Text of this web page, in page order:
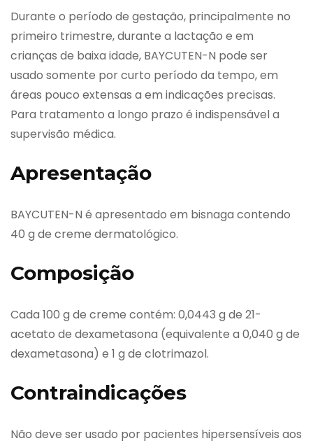
Durante o período de gestação, principalmente no
primeiro trimestre, durante a lactação e em
crianças de baixa idade, BAYCUTEN-N pode ser
usado somente por curto período da tempo, em
áreas pouco extensas a em indicações precisas.
Para tratamento a longo prazo é indispensável a
supervisão médica.
Apresentação
BAYCUTEN-N é apresentado em bisnaga contendo
40 g de creme dermatológico.
Composição
Cada 100 g de creme contém: 0,0443 g de 21-
acetato de dexametasona (equivalente a 0,040 g de
dexametasona) e 1 g de clotrimazol.
Contraindicações
Não deve ser usado por pacientes hipersensíveis aos